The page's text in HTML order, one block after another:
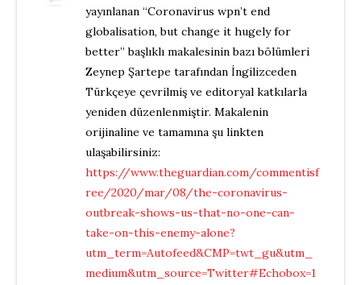
yayınlanan “Coronavirus wpn’t end
globalisation, but change it hugely for
better” başlıklı makalesinin bazı bölümleri
Zeynep Şartepe tarafından İngilizceden
Türkçeye çevrilmiş ve editoryal katkılarla
yeniden düzenlenmiştir. Makalenin
orijinaline ve tamamına şu linkten
ulaşabilirsiniz:
https://www.theguardian.com/commentisf
ree/2020/mar/08/the-coronavirus-
outbreak-shows-us-that-no-one-can-
take-on-this-enemy-alone?
utm_term=Autofeed&CMP=twt_gu&utm_
medium&utm_source=Twitter#Echobox=1